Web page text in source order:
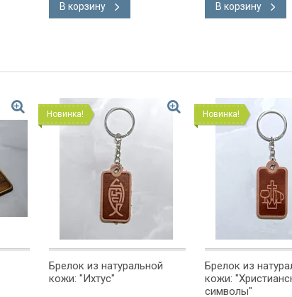
В корзину В корзину
Новинка!
Брелок из натуральной
кожи: "Ихтус"
Новинка!
Брелок из
кожи:
символы"